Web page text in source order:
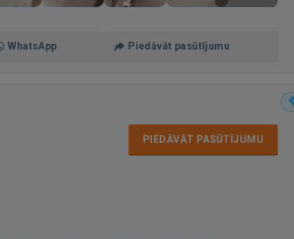
WhatsApp Piedāvāt pasūtījumu
PIEDĀVĀT PASŪTĪJUMU